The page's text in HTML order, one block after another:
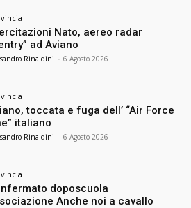
Nato, aereo radar
ad Aviano
Rinaldini - 6 Agosto 2026
toccata e fuga dell’ “Air Force
italiano
Rinaldini - 6 Agosto 2026
doposcuola
Anche noi a cavallo